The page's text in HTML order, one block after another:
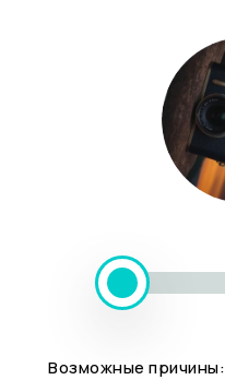
Возможные причины: